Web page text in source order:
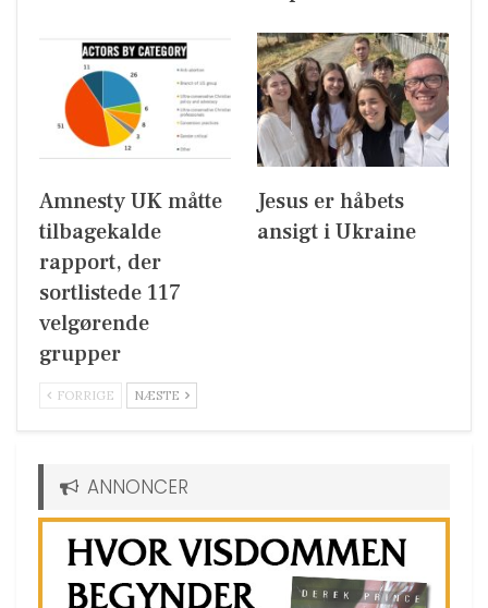
Amnesty UK måtte
tilbagekalde
rapport, der
sortlistede 117
velgørende
grupper
Jesus er håbets
ansigt i Ukraine
FORRIGE NÆSTE
ANNONCER